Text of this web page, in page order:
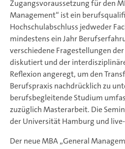
Zugangsvoraussetzung für den
Management“ ist ein
Hochschulabschluss jedweder
mindestens ein Jahr
verschiedene Fragestellungen
diskutiert und der
Reflexion angeregt, um den
Berufspraxis nachdrücklich zu
berufsbegleitende Studium
zuzüglich Masterarbeit. Die
der Universität Hamburg und
Der neue MBA „General